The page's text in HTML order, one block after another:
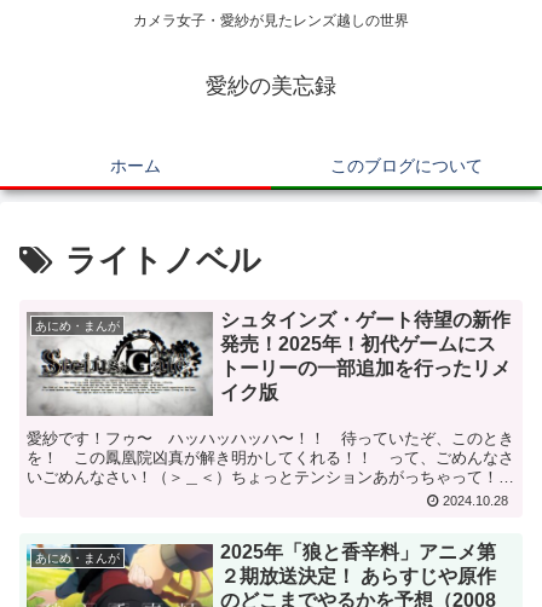
カメラ女子・愛紗が見たレンズ越しの世界
愛紗の美忘録
ホーム このブログについて
ライトノベル
あにめ・まんが
シュタインズ・ゲート待望の新作
発売！2025年！初代ゲームにス
トーリーの一部追加を行ったリメ
イク版
愛紗です！フゥ〜 ハッハッハッハ〜！！ 待っていたぞ、このとき
を！ この鳳凰院凶真が解き明かしてくれる！！ って、ごめんなさ
いごめんなさい！（＞＿＜）ちょっとテンションあがっちゃって！な
んと、あの一斉を風靡したゲーム＆アニメ「シュタインズ・...2024.10.28
あにめ・まんが
2025年「狼と香辛料」アニメ第
２期放送決定！ あらすじや原作
のどこまでやるかを予想（2008